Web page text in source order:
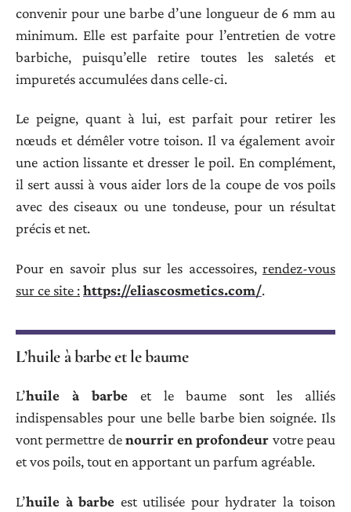
convenir pour une barbe d’une longueur de 6 mm au
minimum. Elle est parfaite pour l’entretien de votre
barbiche, puisqu’elle retire toutes les saletés et
impuretés accumulées dans celle-ci.
Le peigne, quant à lui, est parfait pour retirer les
nœuds et démêler votre toison. Il va également avoir
une action lissante et dresser le poil. En complément,
il sert aussi à vous aider lors de la coupe de vos poils
avec des ciseaux ou une tondeuse, pour un résultat
précis et net.
Pour en savoir plus sur les accessoires, rendez-vous
sur ce site :https://eliascosmetics.com/.
L’huile à barbe et le baume
L’huile à barbeet le baume sont les alliés
indispensables pour une belle barbe bien soignée. Ils
vont permettre denourrir en profondeur votre peau
et vos poils, tout en apportant un parfum agréable.
L’huile à barbe est utilisée pour hydrater la toison